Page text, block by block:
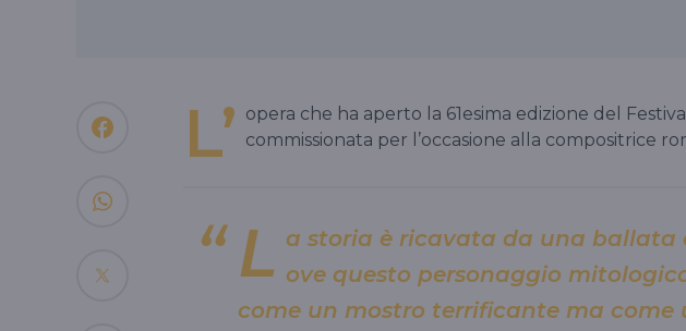
L’ opera che ha aperto la 61esima edizione del
commissionata per l’occasione alla compositrice
L a storia è ricavata da una ballata
ove questo personaggio
come un mostro terrificante ma come